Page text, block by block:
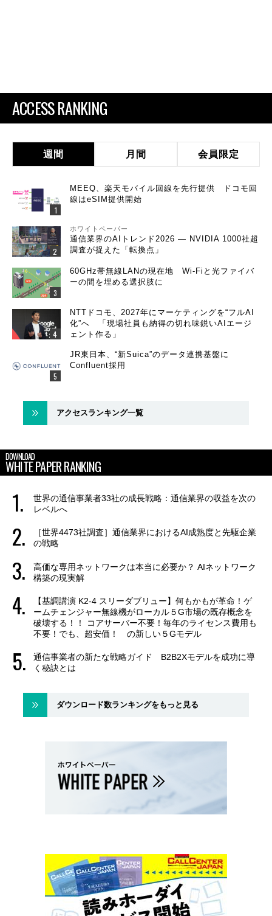
ACCESS RANKING
週間 月間 会員限定
MEEQ、楽天モバイル回線を先行提供 ドコモ回
線はeSIM提供開始
ホワイトペーパー
通信業界のAIトレンド2026 ― NVIDIA 1000社超
調査が捉えた「転換点」
60GHz帯無線LANの現在地 Wi-Fiと光ファイバ
ーの間を埋める選択肢に
NTTドコモ、2027年にマーケティングを“フルAI
化”へ 「現場社員も納得の切れ味鋭いAIエージ
ェント作る」
JR東日本、“新Suica”のデータ連携基盤に
Confluent採用
アクセスランキング一覧
DOWNLOAD
WHITE PAPER RANKING
世界の通信事業者33社の成長戦略：通信業界の収益を次の
レベルへ
［世界4473社調査］通信業界におけるAI成熟度と先駆企業
の戦略
高価な専用ネットワークは本当に必要か？ AIネットワーク
構築の現実解
【基調講演 K2-4 スリーダブリュー】何もかもが革命！ゲ
ームチェンジャー無線機がローカル５G市場の既存概念を
破壊する！！ コアサーバー不要！毎年のライセンス費用も
不要！でも、超安価！ の新しい５Gモデル
通信事業者の新たな戦略ガイド B2B2Xモデルを成功に導
く秘訣とは
ダウンロード数ランキングをもっと見る